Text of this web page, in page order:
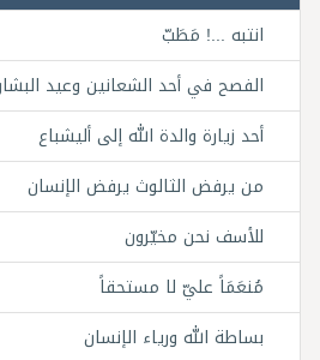
انتبه ...! مَطَبّ
الفصح في أحد الشعانين وعيد
أحد زيارة والدة الله إلى أليشباع
من يرفض الثالوث يرفض الإنسان
للأسف نحن مخيّرون
مُنعَمَاً عليّ لا مستحقاً
بساطة الله ورياء الإنسان